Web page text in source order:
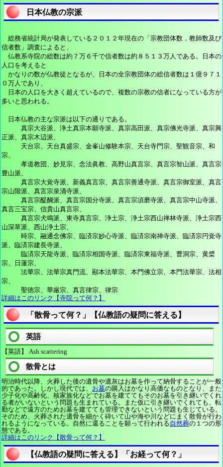
日本仏教の宗派
総務省統計局が発表している２０１２年現在の「宗教団体数，教師数及び
信者数」調査によると、
仏教系寺院の総数は約７万６千で信者数は約８５１３万人である。日本の
人口を考えると
かなりの数が仏教徒となるが、日本の全宗教団体の総信者数は１億９７１
０万人であり、
日本の人口を大きく超えているので、複数の宗教の信者になっている方が
多いと思われる。
日本仏教の主な宗派は以下の通りである。
真宗大谷派、浄土真宗本願寺派、真宗高田派、真宗佛光寺派、真宗興
正派、真宗木辺派、
天台宗、天台真盛宗、金峯山修験本宗、天台寺門宗、聖観音宗、和
宗、
孝道教団、妙見宗、念法眞教、高野山真言宗、真言宗智山派、真言宗
豊山派、
真言宗大覚寺派、新義真言宗、真言宗善通寺派、真言宗御室派、真言
宗山階派、真言宗泉涌寺派、
真言宗醍醐派、真言宗国分寺派、真言宗須磨寺派、真言宗中山寺派、
真言三宝宗、信貴山真言宗、
真言宗犬鳴派、東寺真言宗、浄土宗、浄土宗西山禅林寺派、浄土宗西
山深草派、西山浄土宗、
時宗、融通念佛宗、臨済宗妙心寺派、臨済宗南禅寺派、臨済宗円覚寺
派、臨済宗建長寺派、
臨済宗天龍寺派、臨済宗相国寺派、臨済宗東福寺派、曹洞宗、黄檗
宗、日蓮宗、
法華宗、法華宗真門流、顯本法華宗、本門佛立宗、本門法華宗、法相
宗、
聖徳宗、華厳宗、真言律宗、律宗
詳細はこのリンク【寺院って何？】
「散骨って何？」【仏教語の疑問に答える】
英語
【英語】 Ash scattering
散骨とは
明治時代以降、火葬した後の遺骨や遺灰はお墓を作って納骨することが一般
的であった。しかし現代では、 お墓の購入はかなり高価なものとなり、また
少子化や高齢化、核家族化などでお墓を建ててもそのお墓を引き継いでくれ
る者がいないという問題も生まれている。また仮に引き継いでくれても、転
勤などで遠方のためお墓を建てても管理できないという問題も生じている。
そのため、火葬された遺骨を細かく砕いて山や海や川などにまく散骨が行わ
れるようになっている。自然に還ることを願って行われる自然葬の１つの形
態である。
詳細はこのリンク【散骨って何？】
【仏教語の疑問に答える】「お経って何？」